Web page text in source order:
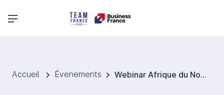
Menu principal
Accueil Évenements Webinar Afrique du Nord - Xport Day 2026